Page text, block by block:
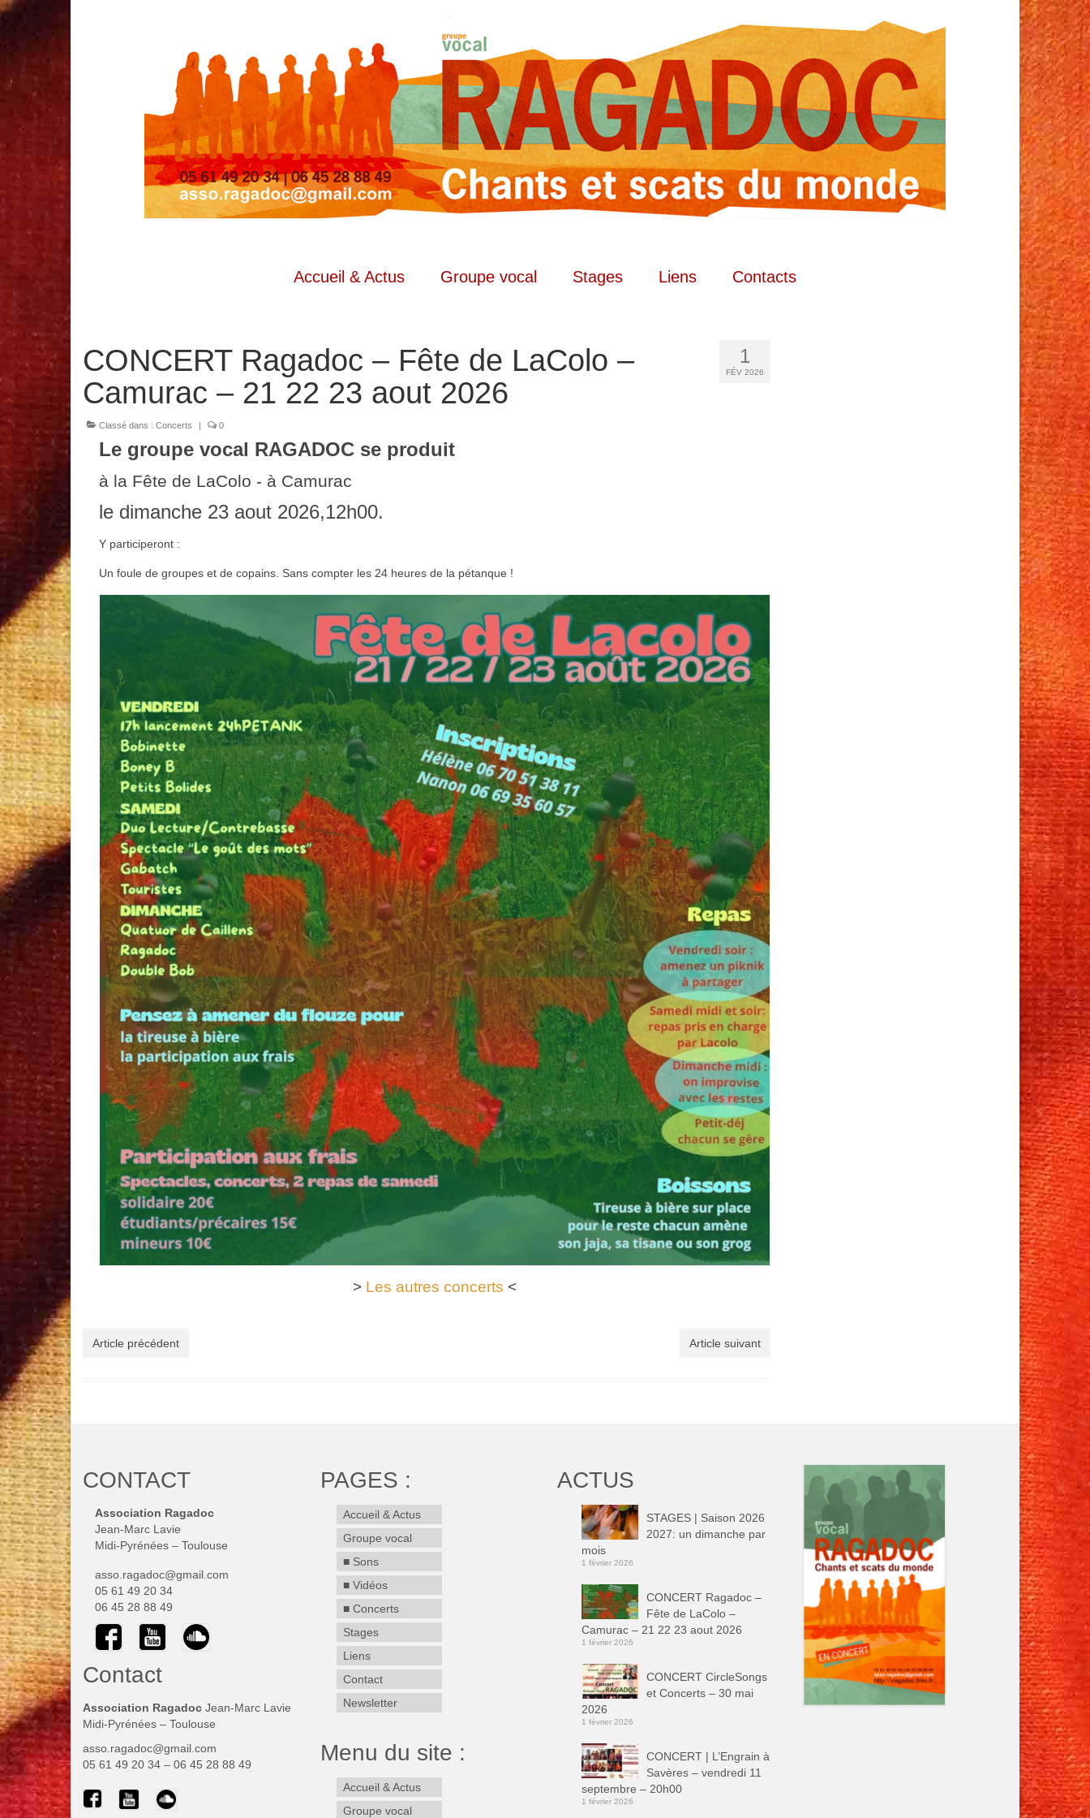
Accueil & Actus Groupe vocal Stages Liens Contacts
1
FÉV 2026
CONCERT Ragadoc – Fête de LaColo –
Camurac – 21 22 23 aout 2026
Classé dans : Concerts | 0
Le groupe vocal RAGADOC se produit
à la Fête de LaColo - à Camurac
le dimanche 23 aout 2026,12h00.
Y participeront :
Un foule de groupes et de copains. Sans compter les 24 heures de la pétanque !
> Les autres concerts <
Article précédent Article suivant
CONTACT
Association Ragadoc
Jean-Marc Lavie
Midi-Pyrénées – Toulouse
asso.ragadoc@gmail.com
05 61 49 20 34
06 45 28 88 49
Contact
Association Ragadoc Jean-Marc Lavie
Midi-Pyrénées – Toulouse
asso.ragadoc@gmail.com
05 61 49 20 34 – 06 45 28 88 49
PAGES :
Accueil & Actus
Groupe vocal
■ Sons
■ Vidéos
■ Concerts
Stages
Liens
Contact
Newsletter
Menu du site :
Accueil & Actus
Groupe vocal
ACTUS
STAGES | Saison 2026
2027: un dimanche par
mois
1 février 2026
CONCERT Ragadoc –
Fête de LaColo –
Camurac – 21 22 23 aout 2026
1 février 2026
CONCERT CircleSongs
et Concerts – 30 mai
2026
1 février 2026
CONCERT | L’Engrain à
Savères – vendredi 11
septembre – 20h00
1 février 2026